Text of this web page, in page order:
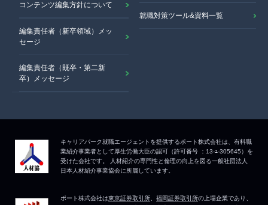
コンテンツ編集方針について
編集責任者（新卒領域）メッ
セージ
編集責任者（既卒・第二新
卒）メッセージ
就職対策ツール&資料一覧